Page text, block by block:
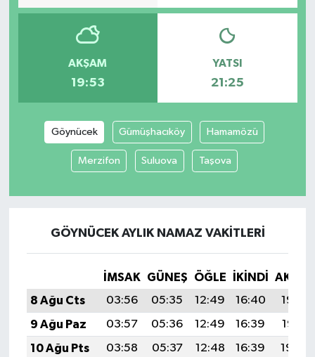
AKŞAM
19:53
YATSI
21:25
Göynücek Gümüşhacıköy Hamamözü
Merzifon Suluova Taşova
GÖYNÜCEK AYLIK NAMAZ VAKITLERI
İMSAK GÜNEŞ ÖĞLE İKINDI
8 Ağu Cts
03:56 05:35 12:49 16:40
19:53
9 Ağu Paz
03:57 05:36 12:49 16:39
19:51
10 Ağu Pts
03:58 05:37 12:48 16:39
19:50